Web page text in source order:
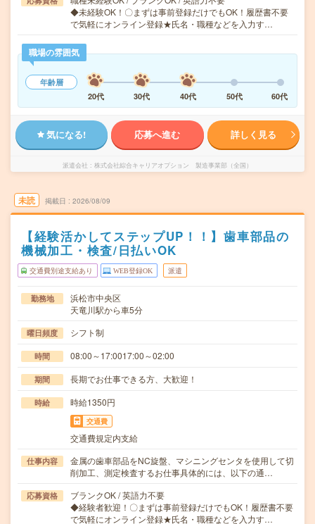
◆未経験OK！〇まずは事前登録だけでもOK！履歴書不要
で気軽にオンライン登録★氏名・職種などを入力す…
職場の雰囲気
年齢層
20代
30代 40代 50代 60代
気になる! 応募へ進む 詳しく見る
派遣会社 株式会社綜合キャリアオプション 製造事業部（全国）
未読 掲載日 2026/08/09
【経験活かしてステップUP！！】歯車部品の
機械加工・検査/日払いOK
交通費別途支給あり WEB登録OK 派遣
勤務地
浜松市中央区
天竜川駅から車5分
曜日頻度 シフト制
時間 08:00～17:0017:00～02:00
期間 長期でお仕事できる方、大歓迎！
時給 時給1350円
交通費
交通費規定内支給
仕事内容
金属の歯車部品をNC旋盤、マシニングセンタを使用して切
削加工、測定検査するお仕事具体的には、以下の通…
応募資格
ブランクOK / 英語力不要
◆経験者歓迎！〇まずは事前登録だけでもOK！履歴書不要
で気軽にオンライン登録★氏名・職種などを入力す…